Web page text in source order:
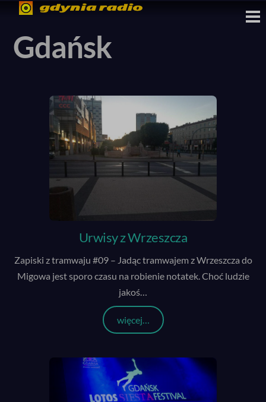
content
Gdańsk
Urwisy z Wrzeszcza
Zapiski z tramwaju #09 – Jadąc tramwajem z Wrzeszcza do
Migowa jest sporo czasu na robienie notatek. Choć ludzie
jakoś
więcej…